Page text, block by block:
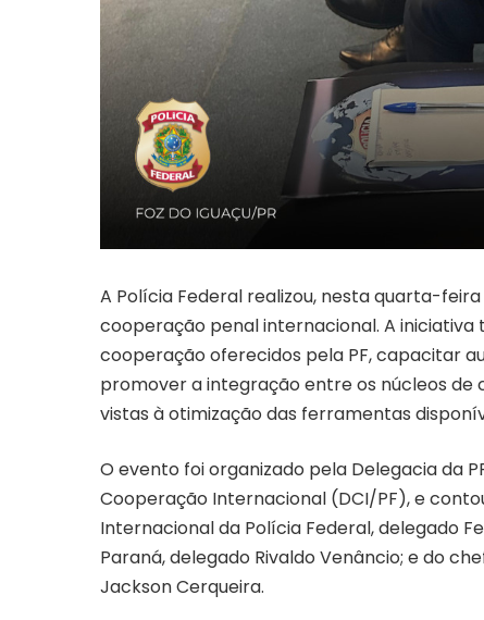
A Polícia Federal realizou, nesta quarta-
cooperação penal internacional. A
cooperação oferecidos pela PF, capacitar
promover a integração entre os núcleos
vistas à otimização das ferramentas
O evento foi organizado pela Delegacia da
Cooperação Internacional (DCI/PF), e
Internacional da Polícia Federal, delegado
Paraná, delegado Rivaldo Venâncio; e do
Jackson Cerqueira.